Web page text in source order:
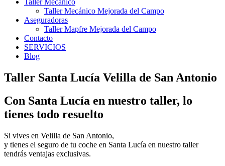
Taller Mecánico Mejorada del Campo
Aseguradoras
Taller Mapfre Mejorada del Campo
Contacto
SERVICIOS
Blog
Taller Santa Lucía Velilla de San Antonio
Con Santa Lucía en nuestro taller, lo
tienes todo resuelto
Si vives en Velilla de San Antonio,
y tienes el seguro de tu coche en Santa Lucía en nuestro taller
tendrás ventajas exclusivas.